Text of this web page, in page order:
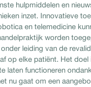
hulpmiddelen en
inzet. Innovatieve
en telemedicine
worden
leiding van de
op elke patiënt. Het doel
laten functioneren
nu gaat om een